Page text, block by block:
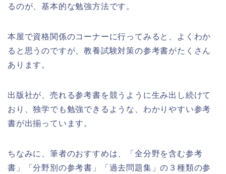
るのが、基本的な勉強方法です。
本屋で資格関係のコーナーに行ってみると、よくわか
ると思うのですが、教養試験対策の参考書がたくさん
あります。
出版社が、売れる参考書を競うように生み出し続けて
おり、独学でも勉強できるような、わかりやすい参考
書が出揃っています。
ちなみに、筆者のおすすめは、「全分野を含む参考
書」「分野別の参考書」「過去問題集」の３種類の参